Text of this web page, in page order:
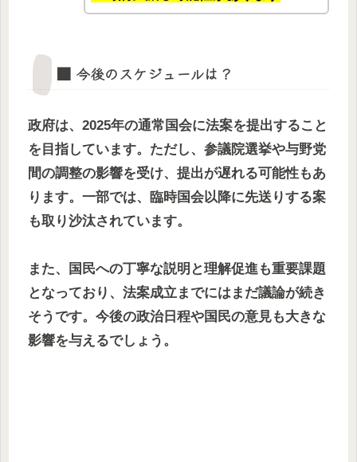
■ 今後のスケジュールは？
政府は、2025年の通常国会に法案を提出すること
を目指しています。ただし、参議院選挙や与野党
間の調整の影響を受け、提出が遅れる可能性もあ
ります。一部では、臨時国会以降に先送りする案
も取り沙汰されています。
また、国民への丁寧な説明と理解促進も重要課題
となっており、法案成立までにはまだ議論が続き
そうです。今後の政治日程や国民の意見も大きな
影響を与えるでしょう。